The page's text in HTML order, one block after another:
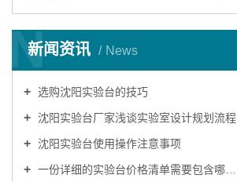
新闻资讯 News
N
选购沈阳实验台的技巧
沈阳实验台厂家浅谈实验室设计规划流程
沈阳实验台使用操作注意事项
一份详细的实验台价格清单需要包含哪些内容？